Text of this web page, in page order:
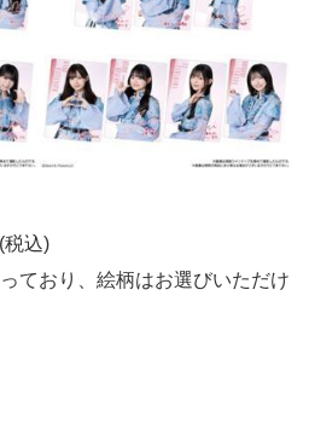
税込)
ており、絵柄はお選びいただけ